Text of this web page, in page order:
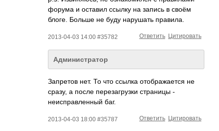
форума и оставил ссылку на запись в своём
блоге. Больше не буду нарушать правила.
2013-04-03 14:00 #35782 Цитировать
Ответить
Администратор
Запретов нет. То что ссылка отображается не
сразу, а после перезагрузки страницы -
неисправленный баг.
2013-04-03 18:00 #35787 Цитировать
Ответить